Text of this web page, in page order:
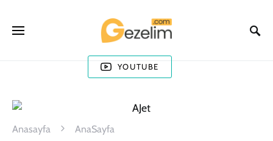
YOUTUBE
Anasayfa AnaSayfa